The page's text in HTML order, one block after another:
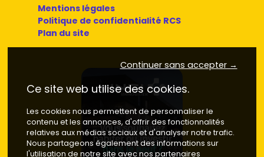
Mentions légales
Politique de confidentialité RCS
Plan du site
Continuer sans accepter →
Ce site web utilise des cookies.
Les cookies nous permettent de personnaliser le
contenu et les annonces, d'offrir des fonctionnalités
relatives aux médias sociaux et d'analyser notre trafic.
Nous partageons également des informations sur
l'utilisation de notre site avec nos partenaires